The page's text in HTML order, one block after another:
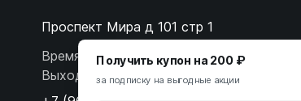
Проспект Мира д 101 стр 1
Время работы: 10:00-19:00. Воскресенье -
Выходной
Получить купон на 200 ₽
за подписку на выгодные акции